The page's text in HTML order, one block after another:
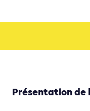
Présentation